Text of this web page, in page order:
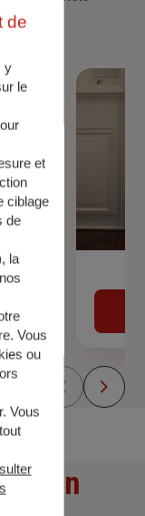
de
y
le
et
ciblage
de
la
Vous
ou
Vous